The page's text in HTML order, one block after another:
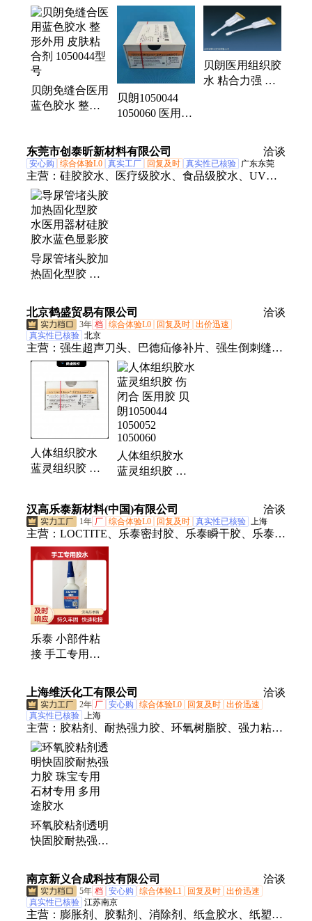
透析器、免缝合医用胶水1050044、强生防粘连膜、
强生倒刺缝线、柯惠 Covidien - Medtro、泰利福结扎
夹
贝朗免缝合医用
蓝色胶水 整形
贝朗1050044
1050060 医用组
裂伤 一次性使
用
贝朗医用组织胶
水 粘合力强 无
东莞市创泰昕新材料有限公司 洽谈
安心购 综合体验L0 真实工厂 回复及时 真实性已核验 广东东莞
主营： 硅胶胶水、医疗级胶水、食品级胶水、UV胶
水、环氧树脂胶
导尿管堵头胶加
热固化型胶 水
水蓝色显影胶
北京鹤盛贸易有限公司 洽谈
3年 档 综合体验L0 回复及时 出价迅速
真实性已核验 北京
主营： 强生超声刀头、巴德疝修补片、强生倒刺缝合
线、组织胶水、疝修补补片、强生止血夹、强生止血
纱、磷酸锆钠银藻酸盐敷料、含银敷料、美必康、透
析导管、长期透析导管、进口透析导管、巴德透析导
管、百克钳、美皮康、保赫曼、人造血管、体外循环
插管、羧甲基纤维素钠银敷料、高压球囊、血栓导
管、血液透析用
人体组织胶水
蓝灵组织胶 伤
1050060
人体组织胶水
蓝灵组织胶 伤
朗1050044
1050052
1050060
汉高乐泰新材料(中国)有限公司 洽谈
1年 厂 综合体验L0 回复及时 真实性已核验 上海
主营： LOCTITE、乐泰密封胶、乐泰瞬干胶、乐泰胶
水、乐泰
乐泰 小部件粘
接 手工专用胶
干配方 表面不
敏感胶
上海维沃化工有限公司 洽谈
2年 厂 安心购 综合体验L0 回复及时 出价迅速
真实性已核验 上海
主营： 胶粘剂、耐热强力胶、环氧树脂胶、强力粘合
胶水、鞋胶专用胶水、珠宝专用胶水、环氧强力胶、
透明环氧胶
环氧胶粘剂透明
快固胶耐热强力
材专用 多用途
胶水
南京新义合成科技有限公司 洽谈
5年 档 安心购 综合体验L1 回复及时 出价迅速
真实性已核验 江苏南京
主营： 膨胀剂、胶黏剂、消除剂、纸盒胶水、纸塑胶